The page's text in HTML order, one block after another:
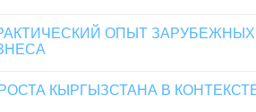
ОПЫТ
КЫРГЫЗСТАНА В